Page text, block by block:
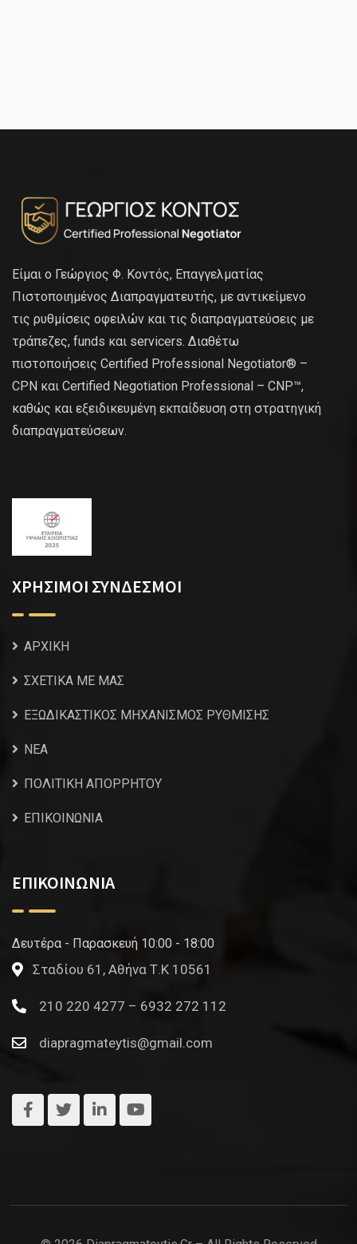
Είμαι ο Γεώργιος Φ. Κοντός, Επαγγελματίας
Πιστοποιημένος Διαπραγματευτής, με αντικείμενο
τις ρυθμίσεις οφειλών και τις διαπραγματεύσεις με
τράπεζες, funds και servicers. Διαθέτω
πιστοποιήσεις Certified Professional Negotiator® –
CPN και Certified Negotiation Professional – CNP™,
καθώς και εξειδικευμένη εκπαίδευση στη στρατηγική
διαπραγματεύσεων.
ΧΡΗΣΙΜΟΙ ΣΥΝΔΕΣΜΟΙ
ΑΡΧΙΚΗ
ΣΧΕΤΙΚΑ ΜΕ ΜΑΣ
ΕΞΩΔΙΚΑΣΤΙΚΟΣ ΜΗΧΑΝΙΣΜΟΣ ΡΥΘΜΙΣΗΣ
NEA
ΠΟΛΙΤΙΚΗ ΑΠΟΡΡΗΤΟΥ
ΕΠΙΚΟΙΝΩΝΙΑ
ΕΠΙΚΟΙΝΩΝΙΑ
Δευτέρα - Παρασκευή 10:00 - 18:00
Σταδίου 61, Αθήνα Τ.Κ 10561
210 220 4277 – 6932 272 112
diapragmateytis@gmail.com